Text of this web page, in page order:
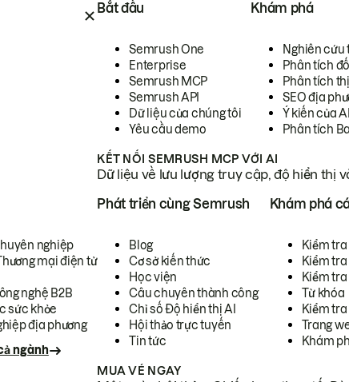
Bắt đầu
Semrush One
Enterprise
Semrush MCP
Semrush API
Dữ liệu của chúng tôi
Yêu cầu demo
Khám phá
Nghiên cứu
Phân tích
Phân tích
SEO địa
Ý kiến của
Phân tích
KẾT NỐI SEMRUSH MCP VỚI AI
Dữ liệu về lưu lượng truy cập, độ hiển thị
nghiệp
mại điện tử
nghệ B2B
sức khỏe
địa phương
ngành
Phát triển cùng Semrush
Blog
Cơ sở kiến thức
Học viện
Câu chuyên thành công
Chỉ số Độ hiển thị AI
Hội thảo trực tuyến
Tin tức
Khám phá
Kiểm
Kiểm tra
Kiểm
Từ khóa
Kiểm
Trang
Khám
MUA VÉ NGAY